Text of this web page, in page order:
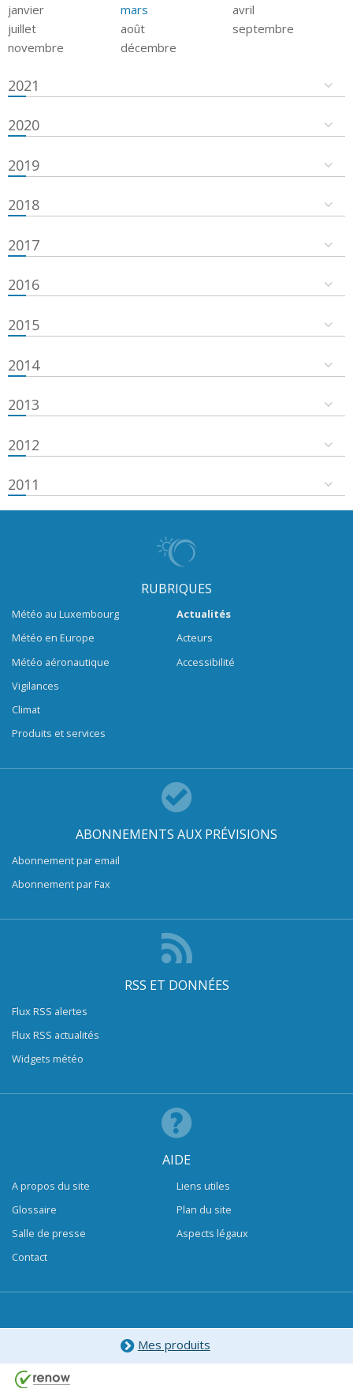
janvier mars
avril
juillet
août
septembre
novembre
décembre
2021
2020
2019
2018
2017
2016
2015
2014
2013
2012
2011
RUBRIQUES
Météo au Luxembourg
Météo en Europe
Météo aéronautique
Vigilances
Climat
Produits et services
Actualités
Acteurs
Accessibilité
ABONNEMENTS AUX PRÉVISIONS
Abonnement par email
Abonnement par Fax
RSS ET DONNÉES
Flux RSS alertes
Flux RSS actualités
Widgets météo
AIDE
A propos du site
Glossaire
Salle de presse
Contact
Liens utiles
Plan du site
Aspects légaux
Mes produits